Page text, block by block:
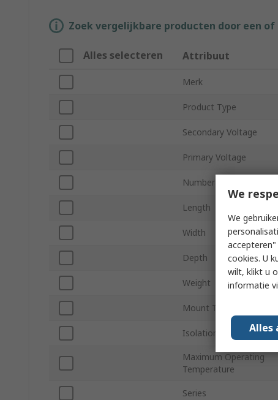
Zoek vergelijkbare producten door een
Alles selecteren Attribuut
Merk
Product Type
Secondary Voltage
Primary Voltage
Number of Outputs
Length
Width
Depth
Weight
Mount Type
Isolation Voltage
Maximum Operating
Temperature
Series
We
We
cookies. U
wilt, klikt u
informatie
Alles